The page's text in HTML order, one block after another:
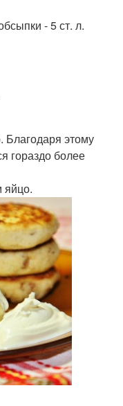
- 5 ст. л.
Благодаря этому
гораздо более
яйцо.